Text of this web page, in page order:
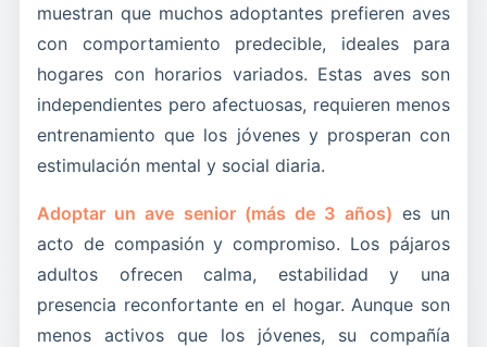
muestran que muchos adoptantes prefieren aves
con comportamiento predecible, ideales para
hogares con horarios variados. Estas aves son
independientes pero afectuosas, requieren menos
entrenamiento que los jóvenes y prosperan con
estimulación mental y social diaria.
Adoptar un ave senior (más de 3 años) es un
acto de compasión y compromiso. Los pájaros
adultos ofrecen calma, estabilidad y una
presencia reconfortante en el hogar. Aunque son
menos activos que los jóvenes, su compañía